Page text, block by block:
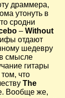
драммера,
утонуть в
сродни
– Without
отдают
шедевру
смысле
гитары
что
The
Вообще же,